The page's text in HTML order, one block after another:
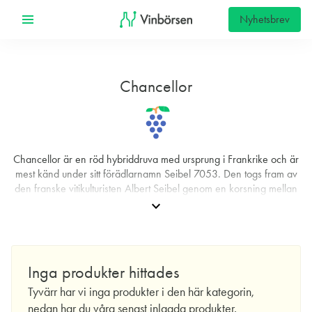
Nyhetsbrev
Chancellor
Chancellor är en röd hybrid­druva med ursprung i Frankrike och är
mest känd under sitt förädlarnamn Seibel 7053. Den togs fram av
den franske vitikulturisten Albert Seibel genom en korsning mellan
Seibel 5163 och Seibel 880, med syftet att förena odlingsmässig
introduktion: vissa nämner 1860‑talet, medan andra uppger 1939
Lakes 1970, när druvan började uppmärksammas i
nordamerikansk odling.
expand_more
Inga produkter hittades
Tyvärr har vi inga produkter i den här kategorin,
nedan har du våra senast inlagda produkter.